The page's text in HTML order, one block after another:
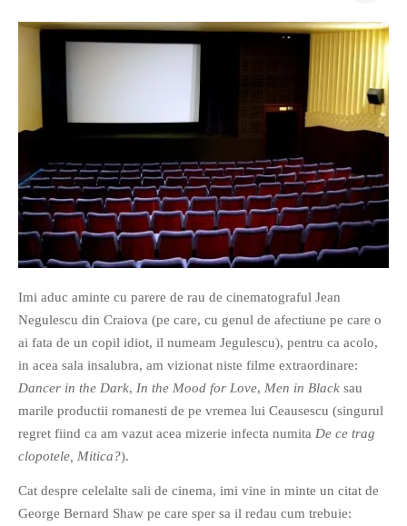
O poveste in care sexul se
confunda cu dragostea,
cinismul cu idealismul si
poezia cu umorul.
DESCARCĂ!
Imi aduc aminte cu parere de rau de cinematograful Jean
Negulescu din Craiova (pe care, cu genul de afectiune pe care o
ai fata de un copil idiot, il numeam Jegulescu), pentru ca acolo,
in acea sala insalubra, am vizionat niste filme extraordinare:
Dancer in the Dark, In the Mood for Love, Men in Black sau
marile productii romanesti de pe vremea lui Ceausescu (singurul
regret fiind ca am vazut acea mizerie infecta numita De ce trag
clopotele, Mitica?).
Cat despre celelalte sali de cinema, imi vine in minte un citat de
George Bernard Shaw pe care sper sa il redau cum trebuie: